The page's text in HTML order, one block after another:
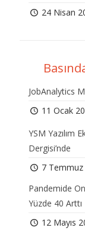
24 Nisan
JobAnalytics
11 Ocak
YSM Yazılım
Dergisi’nde
7 Temmuz
Pandemide
Yüzde 40 Arttı
12 Mayıs